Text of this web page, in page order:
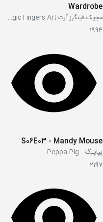
Wardrobe
مجیک فینگرز آرت Magic Fingers Art
1994
S06E03 - Mandy Mouse
پپاپیگ - Peppa Pig
2197